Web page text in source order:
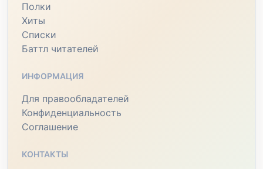
Полки
Хиты
Списки
Баттл читателей
ИНФОРМАЦИЯ
Для правообладателей
Конфиденциальность
Соглашение
КОНТАКТЫ